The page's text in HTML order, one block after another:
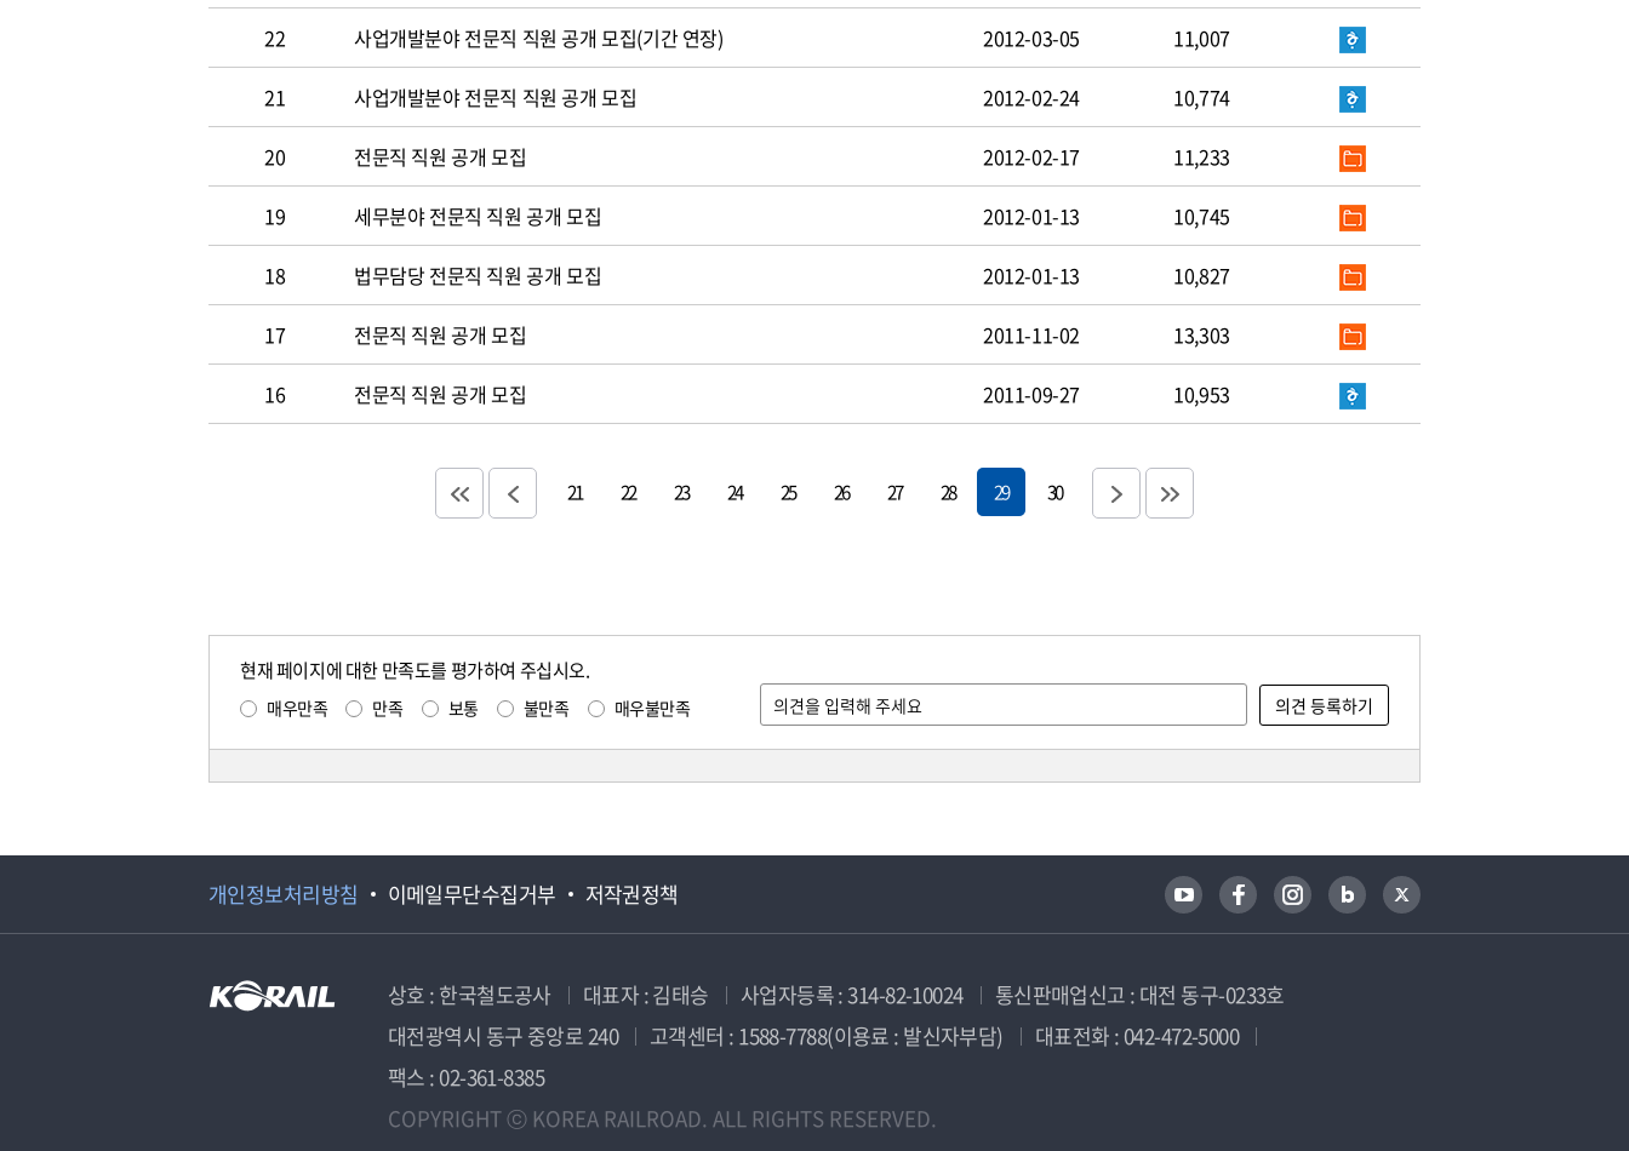
22 사업개발분야 전문직 직원 공개 모집(기간 연장) 2012-03-05 11,007
21 사업개발분야 전문직 직원 공개 모집 2012-02-24 10,774
20 전문직 직원 공개 모집 2012-02-17 11,233
19 세무분야 전문직 직원 공개 모집 2012-01-13 10,745
18 법무담당 전문직 직원 공개 모집 2012-01-13 10,827
17 전문직 직원 공개 모집 2011-11-02 13,303
16 전문직 직원 공개 모집 2011-09-27 10,953
21 22 23 24 25 26 27 28 29 30
현재 페이지에 대한 만족도를 평가하여 주십시오.
매우만족 만족 보통 불만족 매우불만족
개인정보처리방침 이메일무단수집거부 저작권정책
상호 : 한국철도공사 대표자 : 김태승 사업자등록 : 314-82-10024
통신판매업신고 : 대전 동구-0233호
대전광역시 동구 중앙로 240
고객센터 : 1588-7788(이용료 : 발신자부담)
대표전화 : 042-472-5000
팩스 : 02-361-8385
COPYRIGHT ⓒ KOREA RAILROAD. ALL RIGHTS RESERVED.